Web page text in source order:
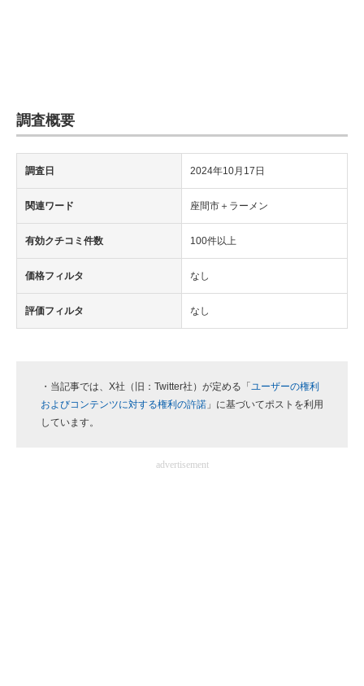
調査概要
調査日 2024年10月17日
関連ワード 座間市＋ラーメン
有効クチコミ件数 100件以上
価格フィルタ なし
評価フィルタ なし
・当記事では、X社（旧：Twitter社）が定める「 ユーザーの権利
およびコンテンツに対する権利の許諾 」に基づいてポストを利用
しています。
advertisement